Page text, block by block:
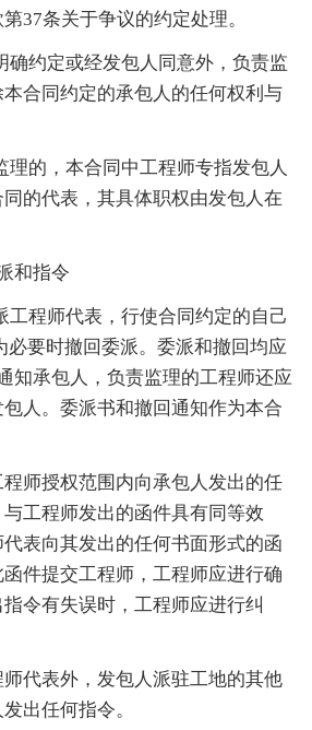
37条关于争议的约定处理。
确约定或经发包人同意外，负责监
合同约定的承包人的任何权利与
理的，本合同中工程师专指发包人
的代表，其具体职权由发包人在
和指令
工程师代表，行使合同约定的自己
必要时撤回委派。委派和撤回均应
知承包人，负责监理的工程师还应
人。委派书和撤回通知作为本合
师授权范围内向承包人发出的任
工程师发出的函件具有同等效
表向其发出的任何书面形式的函
件提交工程师，工程师应进行确
令有失误时，工程师应进行纠
代表外，发包人派驻工地的其他
出任何指令。